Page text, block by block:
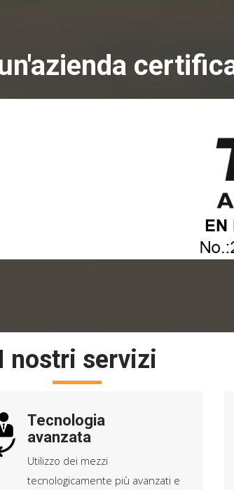
I nostri servizi
Tecnologia
avanzata
Utilizzo dei mezzi
tecnologicamente più avanzati e